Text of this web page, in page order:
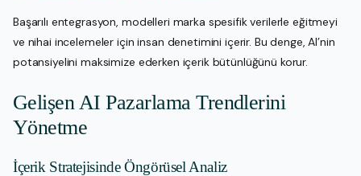
Başarılı entegrasyon, modelleri marka spesifik verilerle eğitmeyi
ve nihai incelemeler için insan denetimini içerir. Bu denge, AI’nin
potansiyelini maksimize ederken içerik bütünlüğünü korur.
Gelişen AI Pazarlama Trendlerini
Yönetme
İçerik Stratejisinde Öngörüsel Analiz